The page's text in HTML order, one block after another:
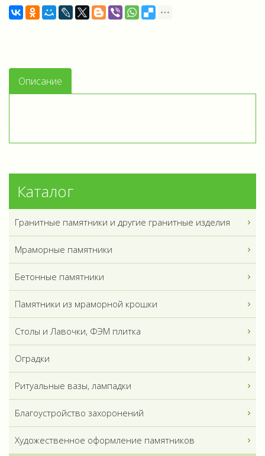
Описание
Каталог
Гранитные памятники и другие гранитные изделия
Мраморные памятники
Бетонные памятники
Памятники из мраморной крошки
Столы и Лавочки, ФЭМ плитка
Оградки
Ритуальные вазы, лампадки
Благоустройство захоронений
Художественное оформление памятников